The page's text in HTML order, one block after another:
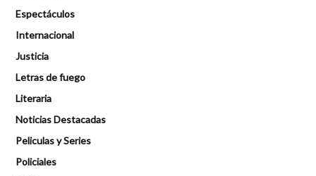
Espectáculos
Internacional
Justicia
Letras de fuego
Literaria
Noticias Destacadas
Peliculas y Series
Policiales